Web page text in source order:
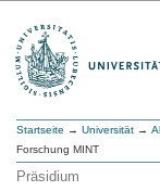
Startseite → Universität →
Forschung MINT
Präsidium